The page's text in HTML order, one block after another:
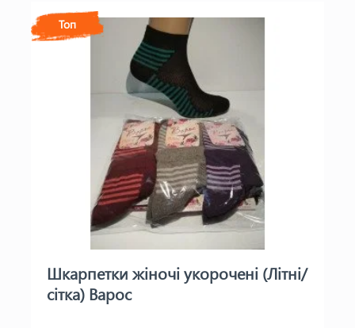
Топ
Шкарпетки жіночі укорочені (Літні/
сітка) Варос